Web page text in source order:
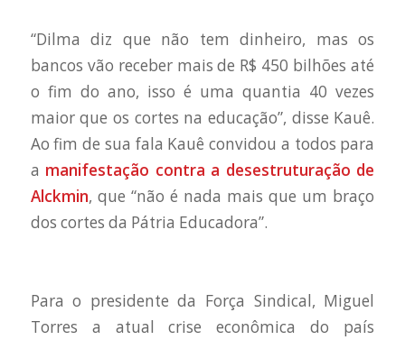
“Dilma diz que não tem dinheiro, mas os
bancos vão receber mais de R$ 450 bilhões até
o fim do ano, isso é uma quantia 40 vezes
maior que os cortes na educação”, disse Kauê.
Ao fim de sua fala Kauê convidou a todos para
a manifestação contra a desestruturação de
Alckmin, que “não é nada mais que um braço
dos cortes da Pátria Educadora”.
Para o presidente da Força Sindical, Miguel
Torres a atual crise econômica do país